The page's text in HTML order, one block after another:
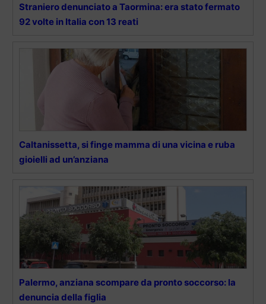
Straniero denunciato a Taormina: era stato fermato
92 volte in Italia con 13 reati
Caltanissetta, si finge mamma di una vicina e ruba
gioielli ad un’anziana
Palermo, anziana scompare da pronto soccorso: la
denuncia della figlia